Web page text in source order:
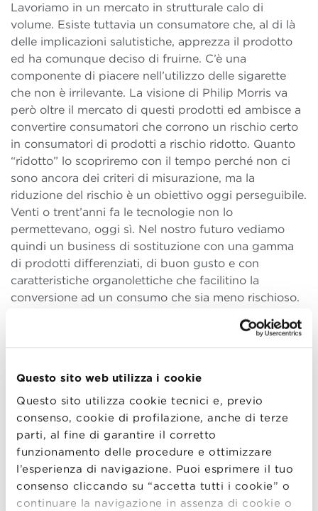
Questo sito web utilizza i cookie
Questo sito utilizza cookie tecnici e, previo
consenso, cookie di profilazione, anche di terze
parti, al fine di garantire il corretto
funzionamento delle procedure e ottimizzare
l’esperienza di navigazione. Puoi esprimere il tuo
consenso cliccando su “accetta tutti i cookie” o
continuare la navigazione in assenza di cookie o
Lavoriamo in un mercato in strutturale calo di
volume. Esiste tuttavia un consumatore che, al di là
delle implicazioni salutistiche, apprezza il prodotto
ed ha comunque deciso di fruirne. C’è una
componente di piacere nell’utilizzo delle sigarette
che non è irrilevante. La visione di Philip Morris va
però oltre il mercato di questi prodotti ed ambisce a
convertire consumatori che corrono un rischio certo
in consumatori di prodotti a rischio ridotto. Quanto
“ridotto” lo scopriremo con il tempo perché non ci
sono ancora dei criteri di misurazione, ma la
riduzione del rischio è un obiettivo oggi perseguibile.
Venti o trent’anni fa le tecnologie non lo
permettevano, oggi sì. Nel nostro futuro vediamo
quindi un business di sostituzione con una gamma
di prodotti differenziati, di buon gusto e con
caratteristiche organolettiche che facilitino la
conversione ad un consumo che sia meno rischioso.
Philip Morris ha stanziato 500 milioni di euro per
nostro centro R&D in Svizzera, che si è occupato per
anni di come riuscire a ridurre l’impatto sulla salute
dei prodotti da fumo. La piattaforma che abbiamo
incominciato a produrre si chiama “Heat-not-burn”,
“Si scalda ma non brucia”: abbiamo eliminato la
combustione del tabacco, responsabile di una
grande quantità di tossine che causano malattie